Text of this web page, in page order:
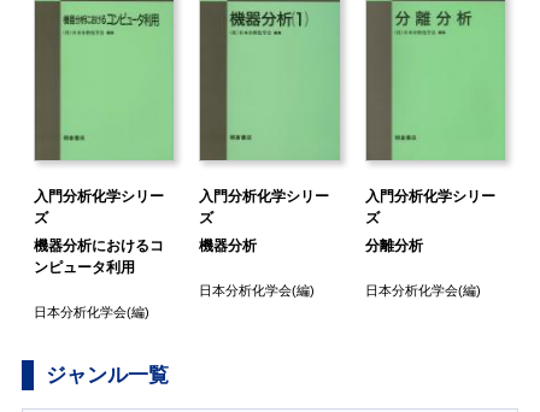
入門分析化学シリー
ズ
機器分析におけるコ
ンピュータ利用
日本分析化学会(編)
入門分析化学シリー
ズ
機器分析
日本分析化学会(編)
入門分析化学シリー
ズ
分離分析
日本分析化学会(編)
ジャンル一覧